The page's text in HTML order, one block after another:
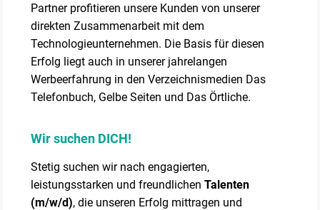
Partner profitieren unsere Kunden von unserer
direkten Zusammenarbeit mit dem
Technologieunternehmen. Die Basis für diesen
Erfolg liegt auch in unserer jahrelangen
Werbeerfahrung in den Verzeichnismedien Das
Telefonbuch, Gelbe Seiten und Das Örtliche.
Wir suchen DICH!
Stetig suchen wir nach engagierten,
leistungsstarken und freundlichenTalenten
(m/w/d), die unseren Erfolg mittragen und